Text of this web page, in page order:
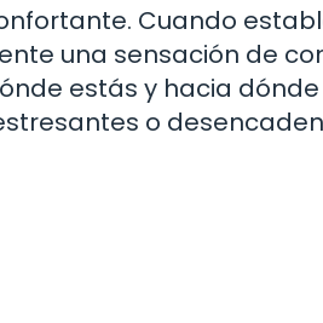
Cuando
una sensación de
estás y hacia
o